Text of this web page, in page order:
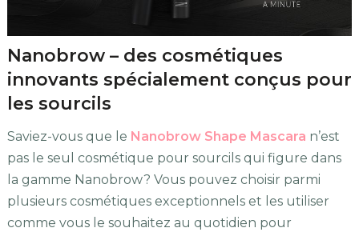
Nanobrow – des cosmétiques
innovants spécialement conçus pour
les sourcils
Saviez-vous que le Nanobrow Shape Mascara n’est
pas le seul cosmétique pour sourcils qui figure dans
la gamme Nanobrow? Vous pouvez choisir parmi
plusieurs cosmétiques exceptionnels et les utiliser
comme vous le souhaitez au quotidien pour